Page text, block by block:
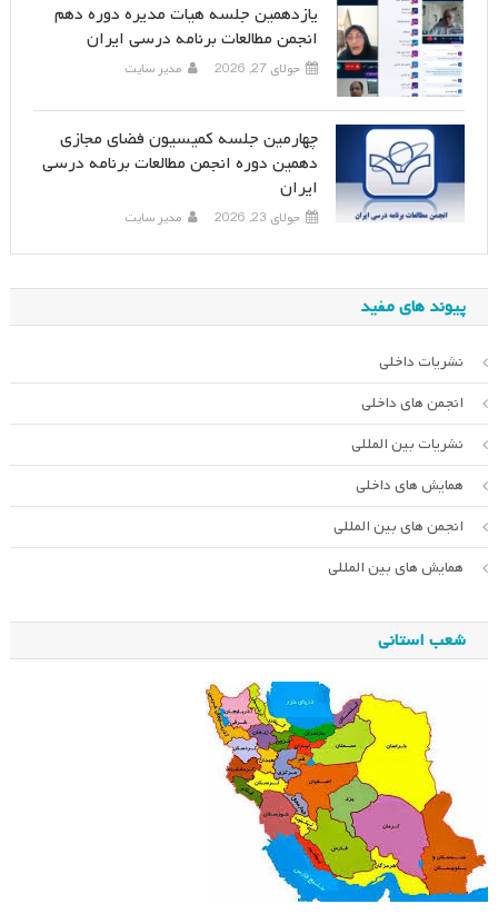
یازدهمین جلسه هیات مدیره دوره دهم
انجمن مطالعات برنامه درسی ایران
جولای 27, 2026 مدیر سایت
چهارمین جلسه کمیسیون فضای مجازی
دهمین دوره انجمن مطالعات برنامه درسی
ایران
جولای 23, 2026 مدیر سایت
پیوند های مفید
نشریات داخلی
انجمن های داخلی
نشریات بین المللی
همایش های داخلی
انجمن های بین المللی
همایش های بین المللی
شعب استانی